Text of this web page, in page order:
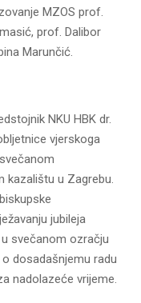
MZOS prof.
prof. Dalibor
Marunčić.
NKU HBK dr.
vjerskoga
u Zagrebu.
jubileja
svečanom ozračju
dosadašnjemu radu
nadolazeće vrijeme.